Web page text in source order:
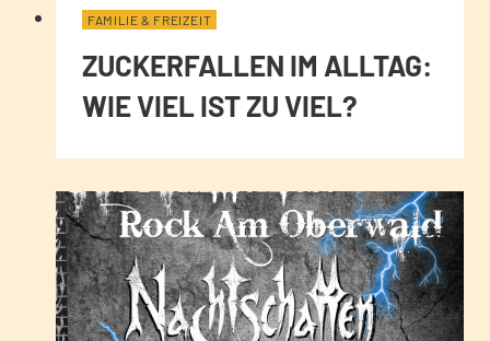
FAMILIE & FREIZEIT
ZUCKERFALLEN IM ALLTAG:
WIE VIEL IST ZU VIEL?